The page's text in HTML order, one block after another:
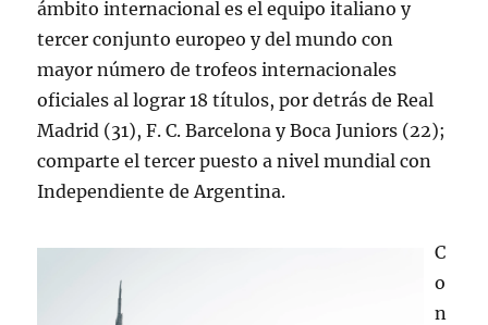
ámbito internacional es el equipo italiano y
tercer conjunto europeo y del mundo con
mayor número de trofeos internacionales
oficiales al lograr 18 títulos, por detrás de Real
Madrid (31), F. C. Barcelona y Boca Juniors (22);
comparte el tercer puesto a nivel mundial con
Independiente de Argentina.
C
o
n